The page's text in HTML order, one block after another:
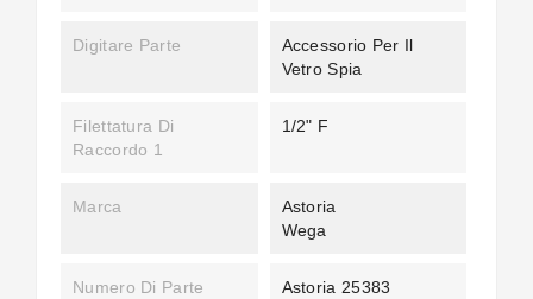
Digitare Parte
Accessorio Per Il
Vetro Spia
Filettatura Di
Raccordo 1
1/2" F
Marca
Astoria
Wega
Numero Di Parte
Astoria 25383